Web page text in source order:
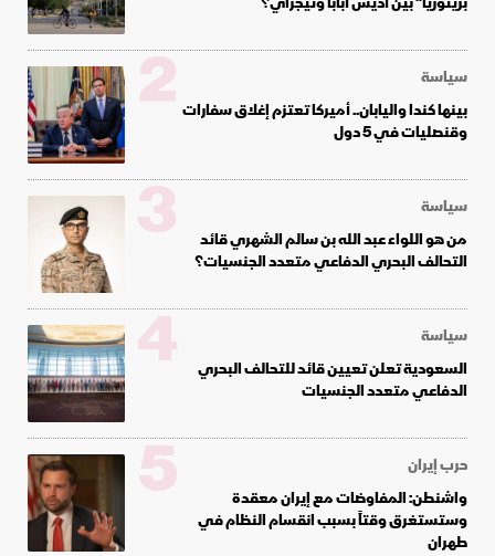
سياسة
بينها كندا واليابان.. أميركا تعتزم إغلاق سفارات
وقنصليات في 5 دول
2
سياسة
من هو اللواء عبد الله بن سالم الشهري قائد
التحالف البحري الدفاعي متعدد الجنسيات؟
3
سياسة
السعودية تعلن تعيين قائد للتحالف البحري
الدفاعي متعدد الجنسيات
4
حرب إيران
واشنطن: المفاوضات مع إيران معقدة
وستستغرق وقتاً بسبب انقسام النظام في
طهران
5